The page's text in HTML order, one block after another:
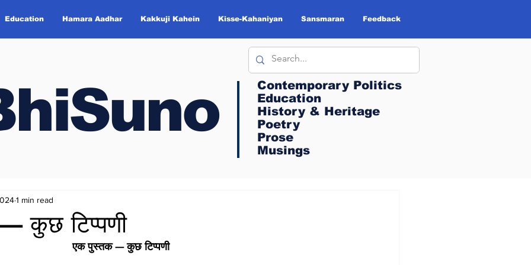
Education Hamara Aadhar Kakkuji Kahein Kisse-Kahaniyan Sansmaran Feedback
Contemporary Politics
Education
History & Heritage
Poetry
Prose
Musings
कुछ टिप्पणी
1 min read
एक पुस्तक — कुछ टिप्पणी
Contemporary Politics
Education
History & Heritage
Poetry
Prose
Musings